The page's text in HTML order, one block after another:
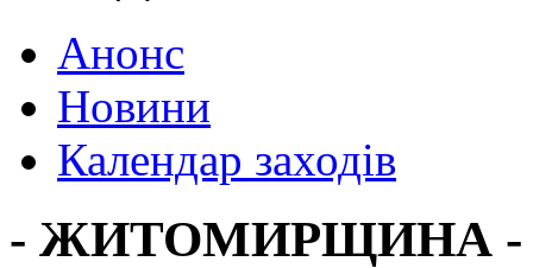
Анонс
Новини
Календар заходів
- ЖИТОМИРЩИНА -